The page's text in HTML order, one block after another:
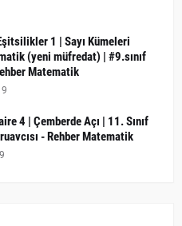
1 | Sayı Kümeleri
(yeni müfredat) | #9.sınıf
Matematik
4 | Çemberde Açı | 11. Sınıf
- Rehber Matematik